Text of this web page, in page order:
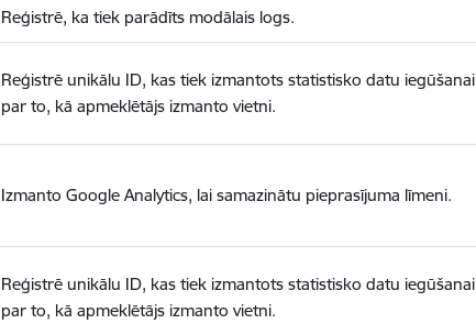
Reģistrē, ka tiek parādīts modālais logs.
Reģistrē unikālu ID, kas tiek izmantots statistisko datu iegūšanai
par to, kā apmeklētājs izmanto vietni.
Izmanto Google Analytics, lai samazinātu pieprasījuma līmeni.
Reģistrē unikālu ID, kas tiek izmantots statistisko datu iegūšanai
par to, kā apmeklētājs izmanto vietni.